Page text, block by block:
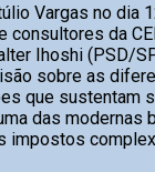
Vargas no dia
consultores da
Ihoshi (PSD/
sobre as
que sustentam
das modernas
impostos